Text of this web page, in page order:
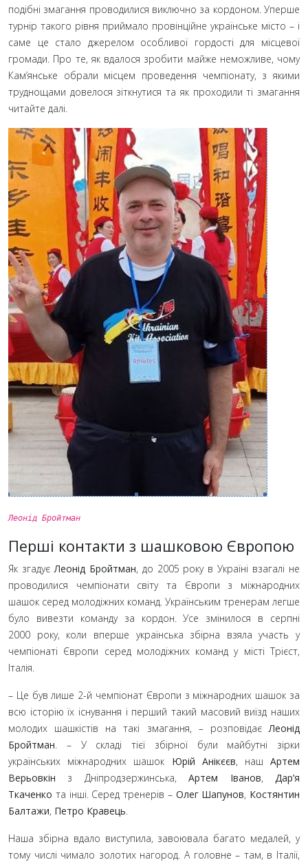
подібні змагання проводилися виключно за кордоном. Уперше
турнір такого рівня приймало провінційне українське місто – і
саме це стало джерелом особливої гордості для місцевої
громади. Про те, як вдалося зробити майже неможливе, чому
Кам’янське обрали місцем проведення чемпіонату, з якими
труднощами довелося зіткнутися та як проходили ті змагання
читайте далі.
Леонід Бройтман
Перші контакти з шашковою Європою
Як згадуєЛеонід Бройтман, до 2005 року в Україні взагалі не
проводилися чемпіонати світу та Європи з міжнародних
шашок серед молодіжних команд. Українським тренерам легше
було вивезти команду за кордон. Усе змінилося в серпні
2000 року, коли вперше українська збірна взяла участь у
чемпіонаті Європи серед молодіжних команд у місті Трієст,
Італія.
– Це був лише 2-й чемпіонат Європи з міжнародних шашок за
всю історію їх існування і перший такий масовий виїзд наших
молодих шашкістів на такі змагання, – розповідаєЛеонід
Бройтман.
– У складі тієї збірної були майбутні зірки
українських міжнародних шашок Юрій Анікєєв, нашАртем
Верьовкін з Дніпродзержинська,Артем Іванов,Дар’я
Ткаченко та інші. Серед тренерів – Олег Шапунов, Костянтин
Балтажи, Петро Кравець.
Наша збірна вдало виступила, завоювала багато медалей, у
тому числі чимало золотих нагород. А головне – там, в Італії,